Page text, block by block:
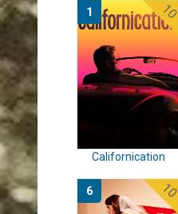
10
1
Californication
10
6